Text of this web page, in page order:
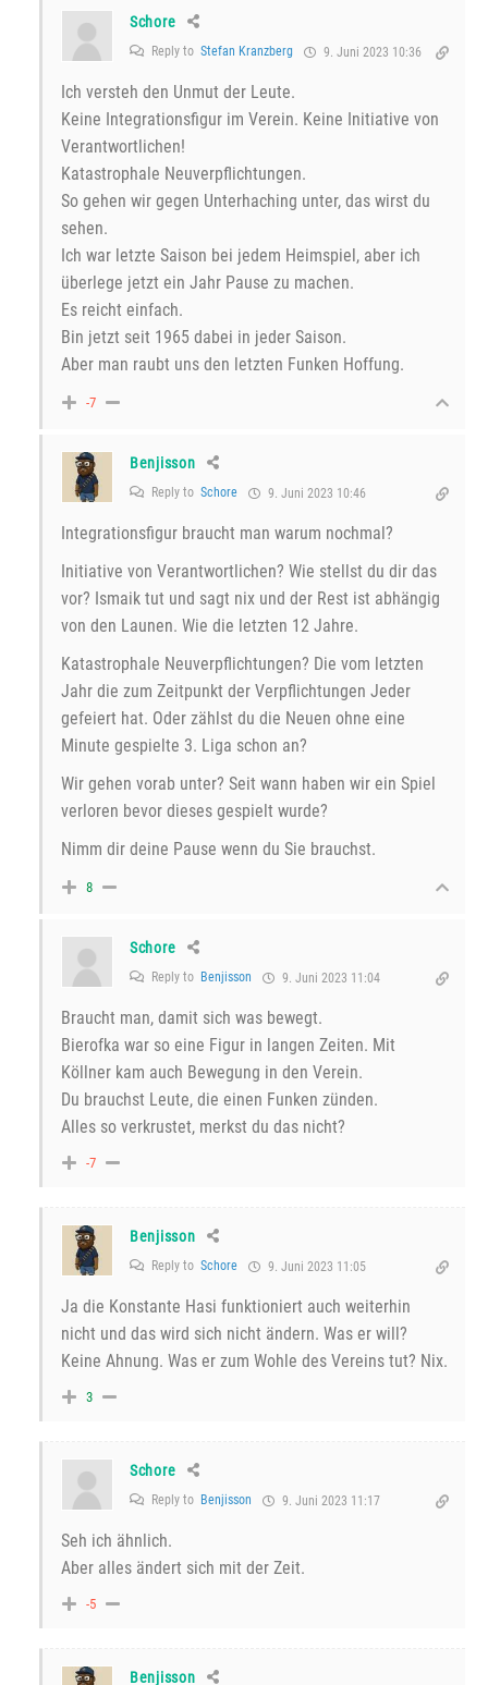
Schore
Reply to Stefan Kranzberg 9. Juni 2023 10:36
Ich versteh den Unmut der Leute.
Keine Integrationsfigur im Verein. Keine Initiative von
Verantwortlichen!
Katastrophale Neuverpflichtungen.
So gehen wir gegen Unterhaching unter, das wirst du
sehen.
Ich war letzte Saison bei jedem Heimspiel, aber ich
überlege jetzt ein Jahr Pause zu machen.
Es reicht einfach.
Bin jetzt seit 1965 dabei in jeder Saison.
Aber man raubt uns den letzten Funken Hoffung.
-7
Benjisson
Reply to Schore 9. Juni 2023 10:46
Integrationsfigur braucht man warum nochmal?
Initiative von Verantwortlichen? Wie stellst du dir das
vor? Ismaik tut und sagt nix und der Rest ist abhängig
von den Launen. Wie die letzten 12 Jahre.
Katastrophale Neuverpflichtungen? Die vom letzten
Jahr die zum Zeitpunkt der Verpflichtungen Jeder
gefeiert hat. Oder zählst du die Neuen ohne eine
Minute gespielte 3. Liga schon an?
Wir gehen vorab unter? Seit wann haben wir ein Spiel
verloren bevor dieses gespielt wurde?
Nimm dir deine Pause wenn du Sie brauchst.
8
Schore
Reply to Benjisson 9. Juni 2023 11:04
Braucht man, damit sich was bewegt.
Bierofka war so eine Figur in langen Zeiten. Mit
Köllner kam auch Bewegung in den Verein.
Du brauchst Leute, die einen Funken zünden.
Alles so verkrustet, merkst du das nicht?
-7
Benjisson
Reply to Schore 9. Juni 2023 11:05
Ja die Konstante Hasi funktioniert auch weiterhin
nicht und das wird sich nicht ändern. Was er will?
Keine Ahnung. Was er zum Wohle des Vereins tut? Nix.
3
Schore
Reply to Benjisson 9. Juni 2023 11:17
Seh ich ähnlich.
Aber alles ändert sich mit der Zeit.
-5
Benjisson